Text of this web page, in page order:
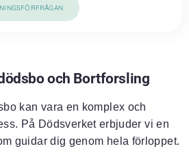
och Bortforsling
kan vara en komplex och
På Dödsverket erbjuder vi en
guidar dig genom hela förloppet.